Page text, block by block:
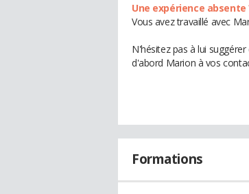
Une expérience absente
Vous avez travaillé avec
N'hésitez pas à lui
d'abord Marion à vos
Formations